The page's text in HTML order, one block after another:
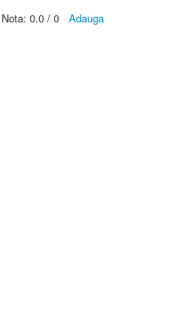
Nota: 0.0 / 0 Adauga